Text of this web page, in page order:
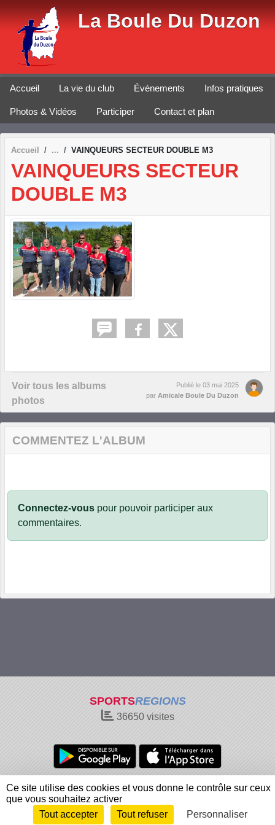
La Boule Du Duzon
Accueil La vie du club Évènements Infos pratiques
Photos & Vidéos Participer Contact et plan
Accueil VAINQUEURS SECTEUR DOUBLE M3
VAINQUEURS SECTEUR
DOUBLE M3
Voir tous les albums
photos
Publié le 03 mai 2025
par Amicale Boule Du Duzon
COMMENTEZ L'ALBUM
Connectez-vous pour pouvoir participer aux
commentaires.
SPORTSREGIONS
36650visites
Charte cookies
Gestion des cookies
Informations légales
Signaler un contenu inapproprié
Envie de participer ?
Connexion
Panneau de gestion des cookies
Ce site utilise des cookies et vous donne le contrôle sur ceux
que vous souhaitez activer
Tout accepter
Tout refuser Personnaliser